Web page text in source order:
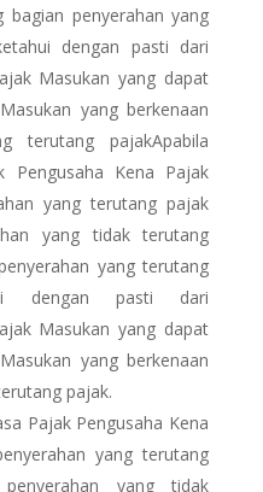
penyerahan yang
dengan pasti dari
Masukan yang dapat
yang berkenaan
terutang pajakApabila
Pengusaha Kena Pajak
yang terutang pajak
yang tidak terutang
yang terutang
dengan pasti dari
Masukan yang dapat
yang berkenaan
pajak.
Pajak Pengusaha Kena
yang terutang
yang tidak